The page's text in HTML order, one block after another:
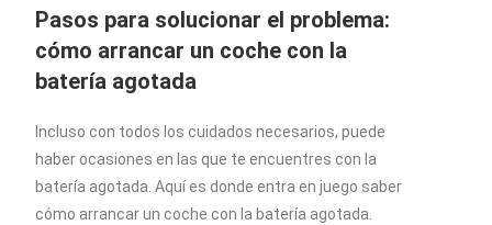
Pasos para solucionar el problema:
cómo arrancar un coche con la
batería agotada
Incluso con todos los cuidados necesarios, puede
haber ocasiones en las que te encuentres con la
batería agotada. Aquí es donde entra en juego saber
cómo arrancar un coche con la batería agotada.